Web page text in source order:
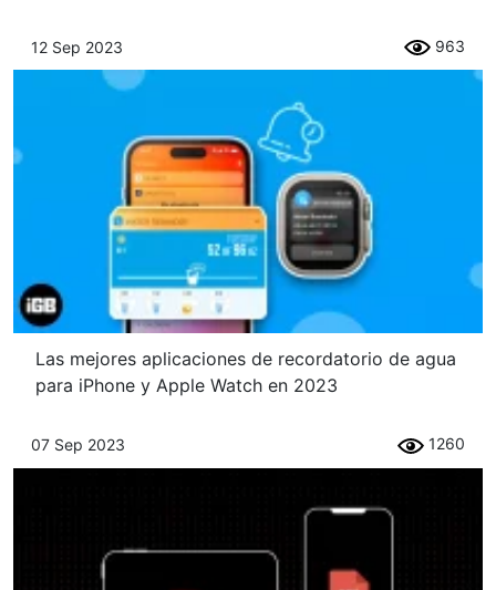
12 Sep 2023 963
Las mejores aplicaciones de recordatorio de agua
para iPhone y Apple Watch en 2023
07 Sep 2023 1260